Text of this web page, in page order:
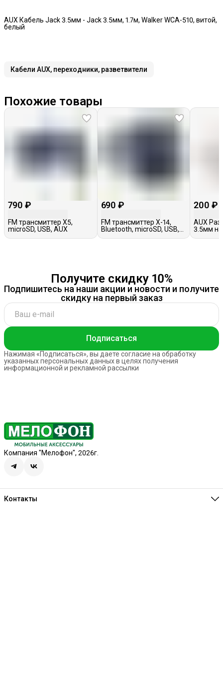
AUX Кабель Jack 3.5мм - Jack 3.5мм, 1.7м, Walker WCA-510, витой,
белый
Кабели AUX, переходники, разветвители
Похожие товары
790 ₽
FM трансмиттер X5,
microSD, USB, AUX
690 ₽
FM трансмиттер X-14,
Bluetooth, microSD, USB,
200 ₽
AUX
3.5мм
Получите скидку 10%
Подпишитесь на наши акции и новости и получите
скидку на первый заказ
Подписаться
Нажимая «Подписаться», вы даете согласие на обработку
указанных персональных данных в целях получения
информационной и рекламной рассылки
Компания "Мелофон", 2026г.
Контакты